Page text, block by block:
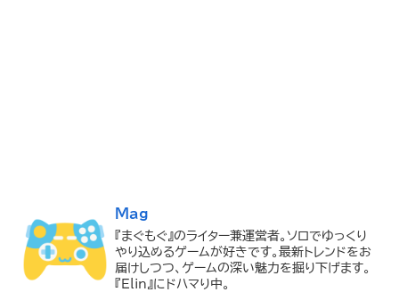
Mag
『まぐもぐ』のライター兼運営者。ソロでゆっくり
やり込めるゲームが好きです。最新トレンドをお
届けしつつ、ゲームの深い魅力を掘り下げます。
『Elin』にドハマり中。